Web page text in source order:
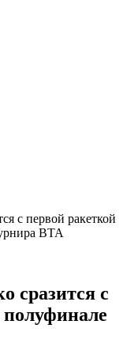
с первой ракеткой
ВТА
сразится с